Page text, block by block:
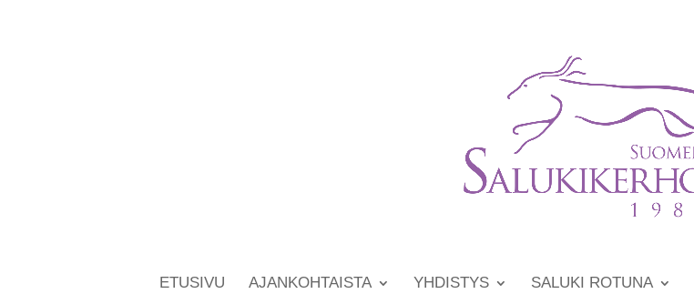
ETUSIVU AJANKOHTAISTA YHDISTYS SALUKI ROTUNA